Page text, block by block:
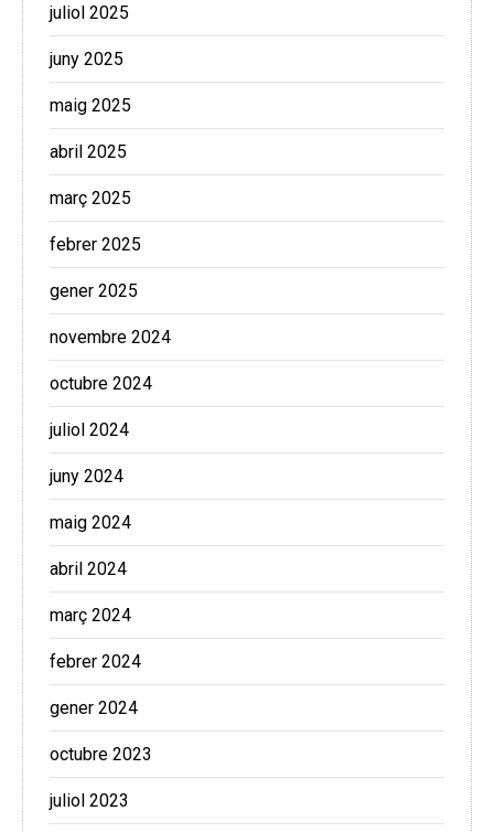
juliol 2025
juny 2025
maig 2025
abril 2025
març 2025
febrer 2025
gener 2025
novembre 2024
octubre 2024
juliol 2024
juny 2024
maig 2024
abril 2024
març 2024
febrer 2024
gener 2024
octubre 2023
juliol 2023